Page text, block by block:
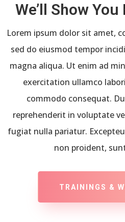
We’ll Show You
Lorem ipsum dolor sit amet,
sed do eiusmod tempor
magna aliqua. Ut enim ad
exercitation ullamco
commodo consequat.
reprehenderit in voluptate
fugiat nulla pariatur.
non proident,
TRAININGS &